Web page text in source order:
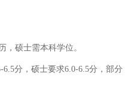
，硕士需本科学位。
分，硕士要求6.0-6.5分，部分